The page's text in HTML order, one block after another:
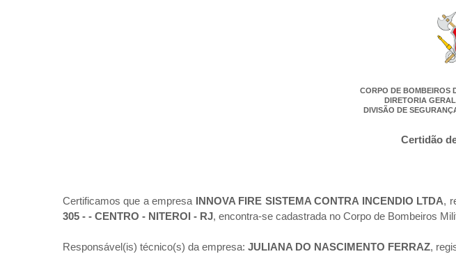
CORPO DE BOMBEIROS
DIRETORIA
DIVISÃO DE
Certidão
Certificamos que a empresa INNOVA FIRE SISTEMA CONTRA INCENDIO LTDA,
305 - - CENTRO - NITEROI - RJ, encontra-se cadastrada no Corpo de Bombeiros
Responsável(is) técnico(s) da empresa: JULIANA DO NASCIMENTO FERRAZ,